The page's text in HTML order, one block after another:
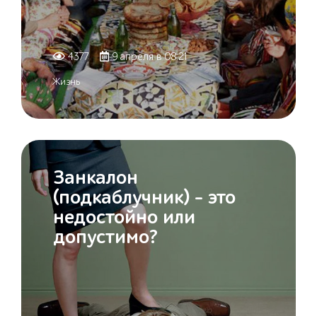
4377 9 апреля в 08:21
Жизнь
Занкалон
(подкаблучник) - это
недостойно или
допустимо?